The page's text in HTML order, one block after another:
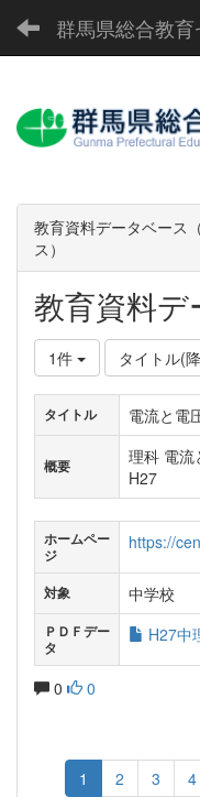
群馬県総合教
教育資料データベース
ス）
教育資料デ
1件 タイトル(
タイトル 電流と電
概要
理科 電流
H27
ホームペー
ジ
https://
対象 中学校
ＰＤＦデー
タ
H27中
0 0
1 2 3 4